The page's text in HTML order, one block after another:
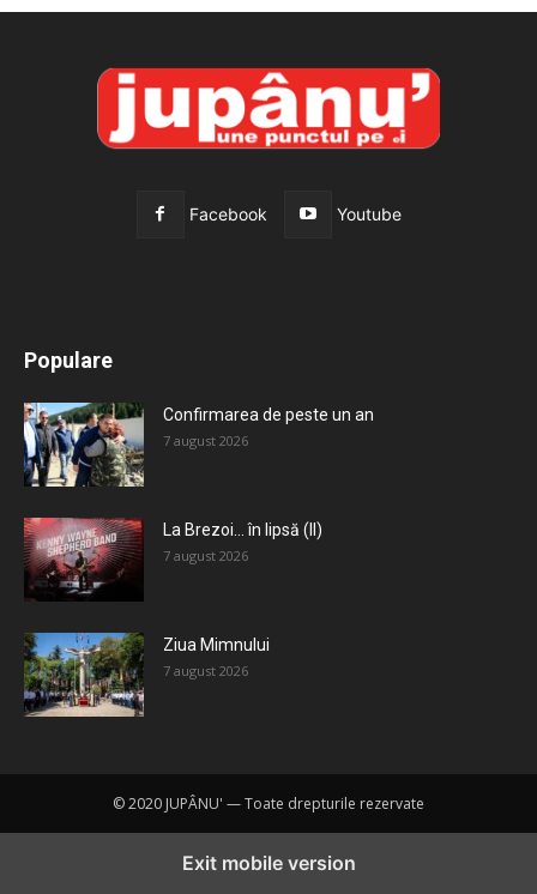
Facebook Youtube
Populare
Confirmarea de peste un an
7 august 2026
La Brezoi… în lipsă (II)
7 august 2026
Ziua Mimnului
7 august 2026
© 2020 JUPÂNU' — Toate drepturile rezervate
Exit mobile version